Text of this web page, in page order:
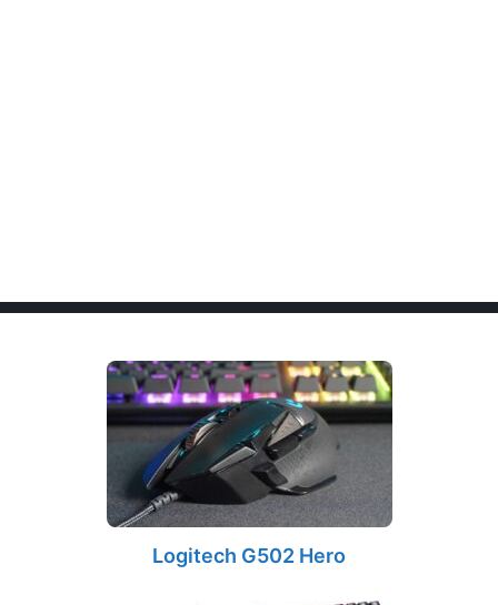
Logitech G502 Hero